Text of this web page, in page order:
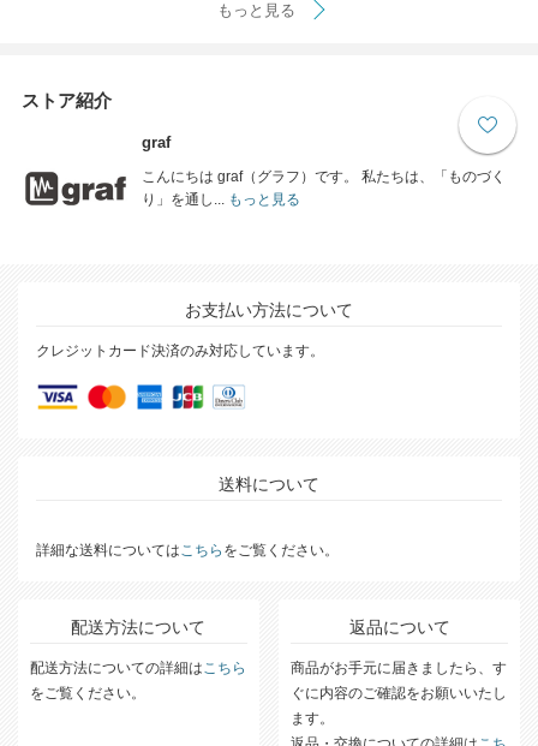
もっと見る
ストア紹介
graf
こんにちは graf（グラフ）です。 私たちは、「ものづく
り」を通し...
もっと見る
お支払い方法について
クレジットカード決済のみ対応しています。
送料について
詳細な送料については こちら をご覧ください。
配送方法について
配送方法についての詳細は こちら
をご覧ください。
返品について
商品がお手元に届きましたら、す
ぐに内容のご確認をお願いいたし
ます。